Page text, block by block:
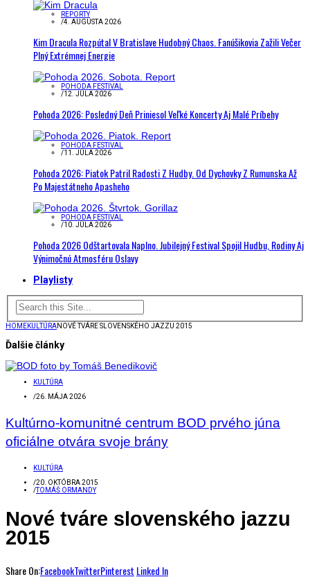
REPORTY
/4. AUGUSTA 2026
Kim Dracula Rozpútal V Bratislave Hudobný Chaos. Fanúšikovia Zažili Večer
Plný Extrémnej Energie
POHODA FESTIVAL
/12. JÚLA 2026
Pohoda 2026: Posledný Deň Priniesol Veľké Koncerty Aj Malé Príbehy
POHODA FESTIVAL
/11. JÚLA 2026
Pohoda 2026: Piatok Patril Radosti Z Hudby. Od Dychovky Z Rumunska Až
Po Majestátneho Apasheho
POHODA FESTIVAL
/10. JÚLA 2026
Pohoda 2026 Odštartovala Naplno. Jubilejný Festival Spojil Hudbu, Rodiny Aj
Výnimočnú Atmosféru Oslavy
Playlisty
HOMEKULTÚRANOVÉ TVÁRE SLOVENSKÉHO JAZZU 2015
Ďalšie články
KULTÚRA
/26. MÁJA 2026
Kultúrno-komunitné centrum BOD prvého júna
oficiálne otvára svoje brány
KULTÚRA
/20. OKTÓBRA 2015
/TOMÁŠ ORMANDY
Nové tváre slovenského jazzu
2015
Share On:FacebookTwitterPinterest Linked In